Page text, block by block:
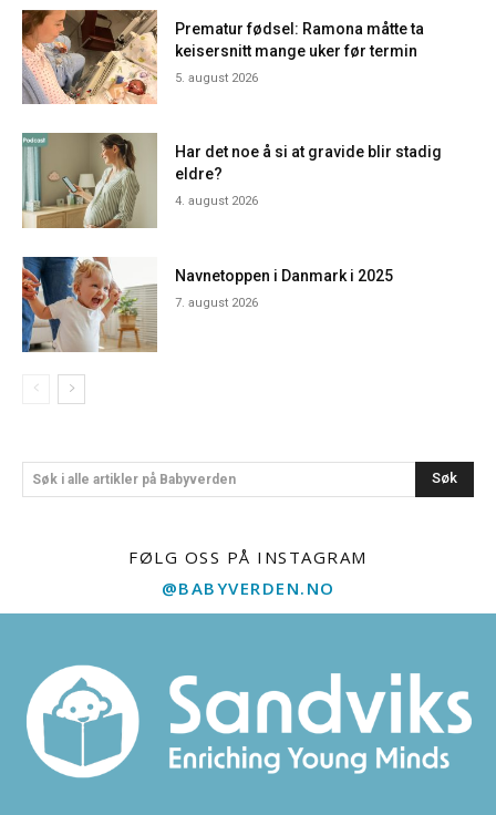
Prematur fødsel: Ramona måtte ta
keisersnitt mange uker før termin
5. august 2026
Har det noe å si at gravide blir stadig
eldre?
4. august 2026
Navnetoppen i Danmark i 2025
7. august 2026
Søk i alle artikler på Babyverden Søk
FØLG OSS PÅ INSTAGRAM
@BABYVERDEN.NO